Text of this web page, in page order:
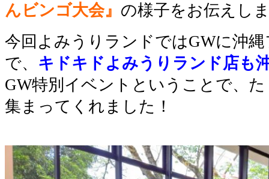
んビンゴ大会』 の様子をお伝えし
今回よみうりランドではGWに沖
で、 キドキドよみうりランド店も
GW特別イベントということで、
集まってくれました！